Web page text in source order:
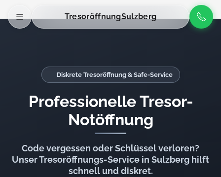
TresoröffnungSulzberg
Diskrete Tresoröffnung & Safe-Service
Professionelle Tresor-
Notöffnung
Code vergessen oder Schlüssel verloren?
Unser Tresoröffnungs-Service in Sulzberg hilft
schnell und diskret.